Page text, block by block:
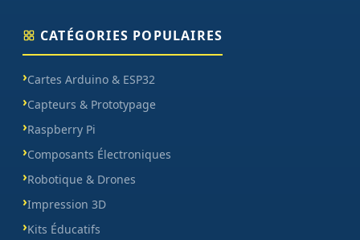
CATÉGORIES POPULAIRES
Cartes Arduino & ESP32
Capteurs & Prototypage
Raspberry Pi
Composants Électroniques
Robotique & Drones
Impression 3D
Kits Éducatifs